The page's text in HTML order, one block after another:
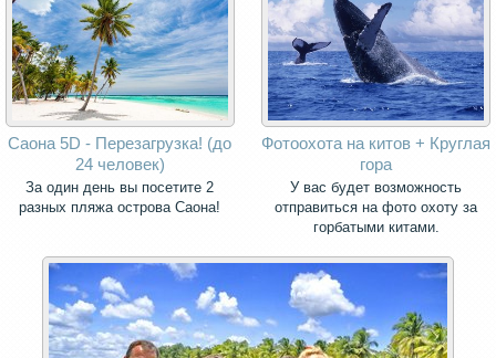
Саона 5D - Перезагрузка! (до
24 человек)
За один день вы посетите 2
разных пляжа острова Саона!
Фотоохота на китов + Круглая
гора
У вас будет возможность
отправиться на фото охоту за
горбатыми китами.